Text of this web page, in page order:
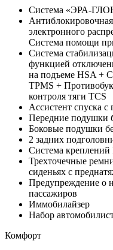
Система «ЭРА-
электронного
Система помощи
Система
функцией
на подъеме HSA +
TPMS +
контроля тяги TCS
Ассистент спуска
Передние подушки
Боковые подушки
2 задних
Система креплений
Трехточечные
сиденьях с
Предупреждение о
пассажиров
Иммобилайзер
Набор
Комфорт